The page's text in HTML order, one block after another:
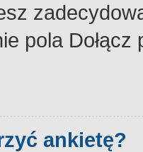
pola
ankietę?